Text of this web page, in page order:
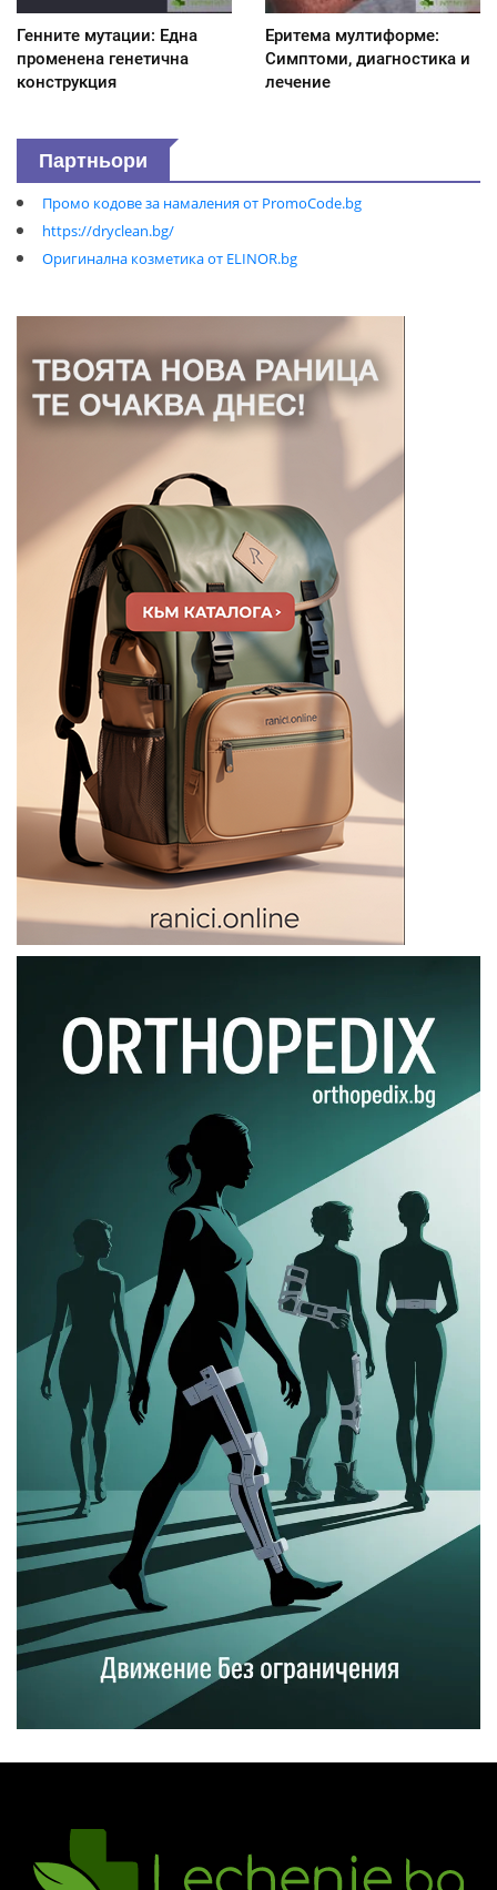
Генните мутации: Една
променена генетична
конструкция
Еритема мултиформе:
Симптоми, диагностика и
лечение
Партньори
Промо кодове за намаления от PromoCode.bg
https://dryclean.bg/
Оригинална козметика от ELINOR.bg